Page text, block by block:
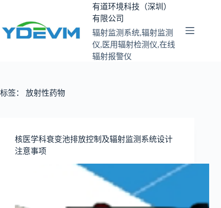
内
容
有道环境科技（深圳）
有限公司
辐射监测系统,辐射监测
仪,医用辐射检测仪,在线
辐射报警仪
标签： 放射性药物
核医学科衰变池排放控制及辐射监测系统设计
注意事项